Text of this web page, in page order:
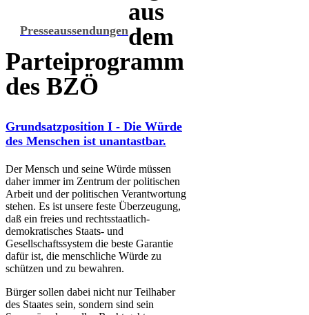
Presseaussendungen
aus
dem
Parteiprogramm
des BZÖ
Grundsatzposition I - Die Würde
des Menschen ist unantastbar.
Der Mensch und seine Würde müssen
daher immer im Zentrum der politischen
Arbeit und der politischen Verantwortung
stehen. Es ist unsere feste Überzeugung,
daß ein freies und rechtsstaatlich-
demokratisches Staats- und
Gesellschaftssystem die beste Garantie
dafür ist, die menschliche Würde zu
schützen und zu bewahren.
Bürger sollen dabei nicht nur Teilhaber
des Staates sein, sondern sind sein